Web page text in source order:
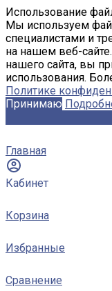
Использование
Мы используем
специалистами и
на нашем веб-
нашего сайта, вы
использования.
Политике
Принимаю
Главная
Кабинет
Корзина
Избранные
Сравнение